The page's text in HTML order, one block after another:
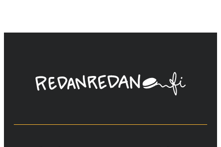
Linda
Saukko-
Oy